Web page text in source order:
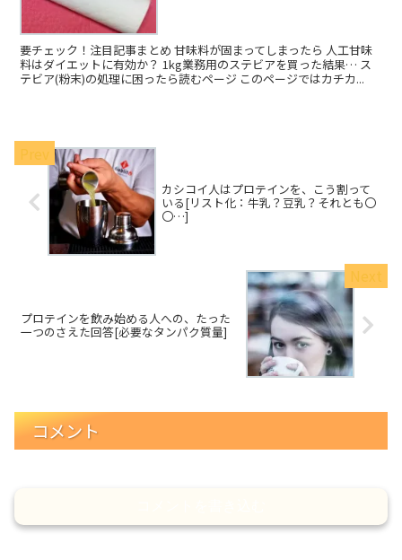
要チェック！注目記事まとめ 甘味料が固まってしまったら 人工甘味
料はダイエットに有効か？ 1kg業務用のステビアを買った結果… ス
テビア(粉末)の処理に困ったら読むページ このページではカチカ...
カシコイ人はプロテインを、こう割って
いる[リスト化：牛乳？豆乳？それとも〇
〇…]
プロテインを飲み始める人への、たった
一つのさえた回答[必要なタンパク質量]
コメント